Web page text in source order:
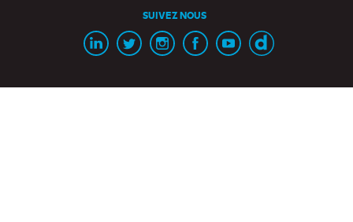
SUIVEZ NOUS
Page
Linkedin
Page
Twitter
Page
Instagram
Page
Facebook
Chaine
Youtube
Chaine
Dailymotion